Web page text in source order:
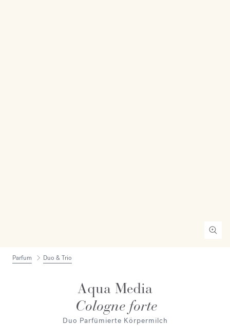
Parfum Duo & Trio
Aqua Media
Cologne forte
Duo Parfümierte Körpermilch